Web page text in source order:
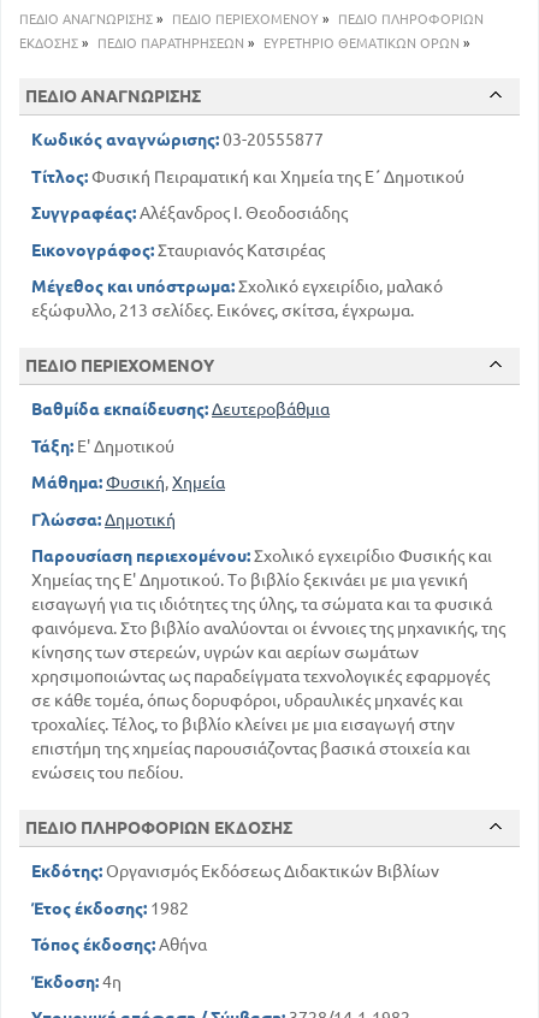
ΜΕΡΟΣ ΠΡΩΤΟ
ΦΥΣΙΚΗ ΠΕΙΡΑΜΑΤΙΚΗ
ΘΕΡΜΟΤΗΤΑ
1. Η έννοια της θερμότητας
3. Θερμοκρασία
4. Θερμόμετρα
Κατασκευή και βαθμολογία
Ιατρικο θερμόμετρο
Θερμόμετρο για υψηλές και χαμηλές
θερμοκρασίες
5. Διαστολήκαι συστολή των σωμάτων
24
Διαστολή των στερεών
Ανώμαλος διαστολήκαι συστολή
6. Μεταβολές της κατάστασης των σωμάτων
Τήξη και πήξη
29
Διάλυση
33
Εξαέρωση - εξάτμιση - βρασμός
36
Υγροποίηση των ατμών
42
Απόσταξη
44
7. Υδατώδη μετέωρα
Ομίχλη - Δρόσος - Πάχνη
Ατμοστρόβιλος
49
Ατμομηχανή
9. Μετάδοση της θερμότητας
ΠΕΔΙΟ ΑΝΑΓΝΩΡΙΣΗΣ » ΠΕΔΙΟ ΠΕΡΙΕΧΟΜΕΝΟΥ »
ΠΕΔΙΟ ΠΛΗΡΟΦΟΡΙΩΝ
ΕΚΔΟΣΗΣ » ΠΕΔΙΟ ΠΑΡΑΤΗΡΗΣΕΩΝ » ΕΥΡΕΤΗΡΙΟ ΘΕΜΑΤΙΚΩΝ ΟΡΩΝ »
ΠΕΔΙΟ ΑΝΑΓΝΩΡΙΣΗΣ
Κωδικός αναγνώρισης:03-20555877
Τίτλος:Φυσική Πειραματική και Χημεία της Ε΄ Δημοτικού
Συγγραφέας:Αλέξανδρος Ι. Θεοδοσιάδης
Εικονογράφος:Σταυριανός Κατσιρέας
Μέγεθος και υπόστρωμα:Σχολικό εγχειρίδιο, μαλακό
εξώφυλλο, 213 σελίδες. Εικόνες, σκίτσα, έγχρωμα.
ΠΕΔΙΟ ΠΕΡΙΕΧΟΜΕΝΟΥ
Βαθμίδα εκπαίδευσης:Δευτεροβάθμια
Τάξη: Ε' Δημοτικού
Μάθημα:Φυσική,Χημεία
Γλώσσα:Δημοτική
Παρουσίαση περιεχομένου:Σχολικό εγχειρίδιο Φυσικής και
Χημείας της Ε' Δημοτικού. Το βιβλίο ξεκινάει με μια γενική
εισαγωγή για τις ιδιότητες της ύλης, τα σώματα και τα φυσικά
φαινόμενα. Στο βιβλίο αναλύονται οι έννοιες της μηχανικής, της
κίνησης των στερεών, υγρών και αερίων σωμάτων
χρησιμοποιώντας ως παραδείγματα τεχνολογικές εφαρμογές
σε κάθε τομέα, όπως δορυφόροι, υδραυλικές μηχανές και
τροχαλίες. Τέλος, το βιβλίο κλείνει με μια εισαγωγή στην
επιστήμη της χημείας παρουσιάζοντας βασικά στοιχεία και
ενώσεις του πεδίου.
ΠΕΔΙΟ ΠΛΗΡΟΦΟΡΙΩΝ ΕΚΔΟΣΗΣ
Εκδότης:Οργανισμός Εκδόσεως Διδακτικών Βιβλίων
Έτος έκδοσης: 1982
Τόπος έκδοσης:Αθήνα
Έκδοση:4η